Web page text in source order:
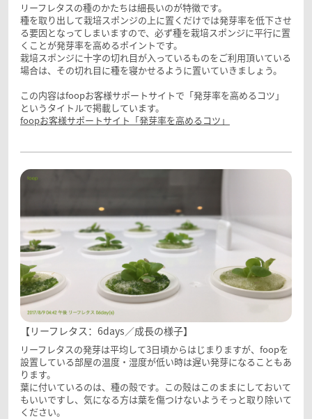
リーフレタスの種のかたちは細長いのが特徴です。
種を取り出して栽培スポンジの上に置くだけでは発芽率を低下させ
る要因となってしまいますので、必ず種を栽培スポンジに平行に置
くことが発芽率を高めるポイントです。
栽培スポンジに十字の切れ目が入っているものをご利用頂いている
場合は、その切れ目に種を寝かせるように置いていきましょう。
この内容はfoopお客様サポートサイトで「発芽率を高めるコツ」
というタイトルで掲載しています。
foopお客様サポートサイト「発芽率を高めるコツ」
【リーフレタス：6days／成長の様子】
リーフレタスの発芽は平均して3日頃からはじまりますが、foopを
設置している部屋の温度・湿度が低い時は遅い発芽になることもあ
ります。
葉に付いているのは、種の殻です。この殻はこのままにしておいて
もいいですし、気になる方は葉を傷つけないようそっと取り除いて
ください。